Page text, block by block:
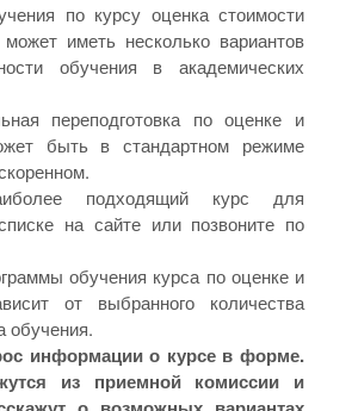
по курсу оценка стоимости
иметь несколько вариантов
обучения в академических
переподготовка по оценке и
быть в стандартном режиме
подходящий курс для
на сайте или позвоните по
обучения курса по оценке и
от выбранного количества
обучения.
информации о курсе в форме.
из приемной комиссии и